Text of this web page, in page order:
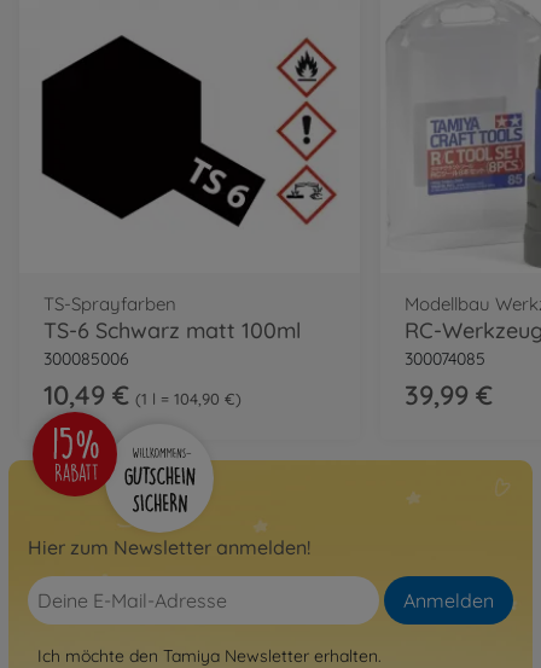
TS-Sprayfarben
TS-6 Schwarz matt 100ml
300085006
10,49 € 1 l = 104,90 €
Modellbau
RC-
300074085
39,99 €
Hier zum Newsletter anmelden!
Anmelden
Ich möchte den Tamiya Newsletter erhalten.